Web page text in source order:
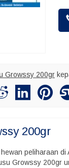
Growssy 200gr
200gr
peliharaan
Growssy 200gr